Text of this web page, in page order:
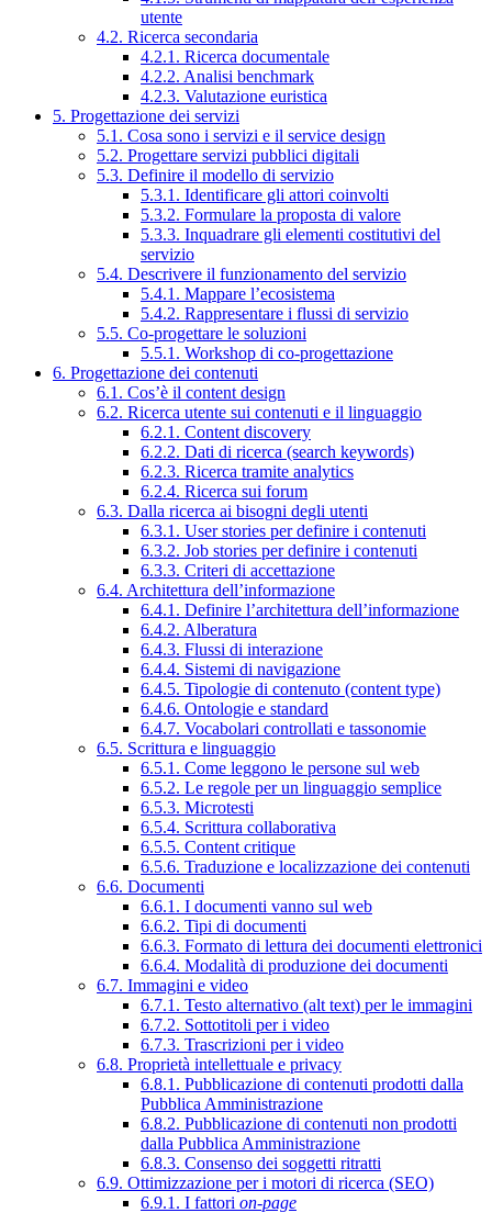
utente
4.2. Ricerca secondaria
4.2.1. Ricerca documentale
4.2.2. Analisi benchmark
4.2.3. Valutazione euristica
5. Progettazione dei servizi
5.1. Cosa sono i servizi e il service design
5.2. Progettare servizi pubblici digitali
5.3. Definire il modello di servizio
5.3.1. Identificare gli attori coinvolti
5.3.2. Formulare la proposta di valore
5.3.3. Inquadrare gli elementi costitutivi del
servizio
5.4. Descrivere il funzionamento del servizio
5.4.1. Mappare l’ecosistema
5.4.2. Rappresentare i flussi di servizio
5.5. Co-progettare le soluzioni
5.5.1. Workshop di co-progettazione
6. Progettazione dei contenuti
6.1. Cos’è il content design
6.2. Ricerca utente sui contenuti e il linguaggio
6.2.1. Content discovery
6.2.2. Dati di ricerca (search keywords)
6.2.3. Ricerca tramite analytics
6.2.4. Ricerca sui forum
6.3. Dalla ricerca ai bisogni degli utenti
6.3.1. User stories per definire i contenuti
6.3.2. Job stories per definire i contenuti
6.3.3. Criteri di accettazione
6.4. Architettura dell’informazione
6.4.1. Definire l’architettura dell’informazione
6.4.2. Alberatura
6.4.3. Flussi di interazione
6.4.4. Sistemi di navigazione
6.4.5. Tipologie di contenuto (content type)
6.4.6. Ontologie e standard
6.4.7. Vocabolari controllati e tassonomie
6.5. Scrittura e linguaggio
6.5.1. Come leggono le persone sul web
6.5.2. Le regole per un linguaggio semplice
6.5.3. Microtesti
6.5.4. Scrittura collaborativa
6.5.5. Content critique
6.5.6. Traduzione e localizzazione dei contenuti
6.6. Documenti
6.6.1. I documenti vanno sul web
6.6.2. Tipi di documenti
6.6.3. Formato di lettura dei documenti elettronici
6.6.4. Modalità di produzione dei documenti
6.7. Immagini e video
6.7.1. Testo alternativo (alt text) per le immagini
6.7.2. Sottotitoli per i video
6.7.3. Trascrizioni per i video
6.8. Proprietà intellettuale e privacy
6.8.1. Pubblicazione di contenuti prodotti dalla
Pubblica Amministrazione
6.8.2. Pubblicazione di contenuti non prodotti
dalla Pubblica Amministrazione
6.8.3. Consenso dei soggetti ritratti
6.9. Ottimizzazione per i motori di ricerca (SEO)
6.9.1. I fattori on-page